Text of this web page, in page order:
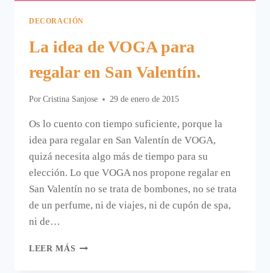
DECORACIÓN
La idea de VOGA para
regalar en San Valentín.
Por Cristina Sanjose 29 de enero de 2015
Os lo cuento con tiempo suficiente, porque la
idea para regalar en San Valentín de VOGA,
quizá necesita algo más de tiempo para su
elección. Lo que VOGA nos propone regalar en
San Valentín no se trata de bombones, no se trata
de un perfume, ni de viajes, ni de cupón de spa,
ni de…
LEER MÁS LA